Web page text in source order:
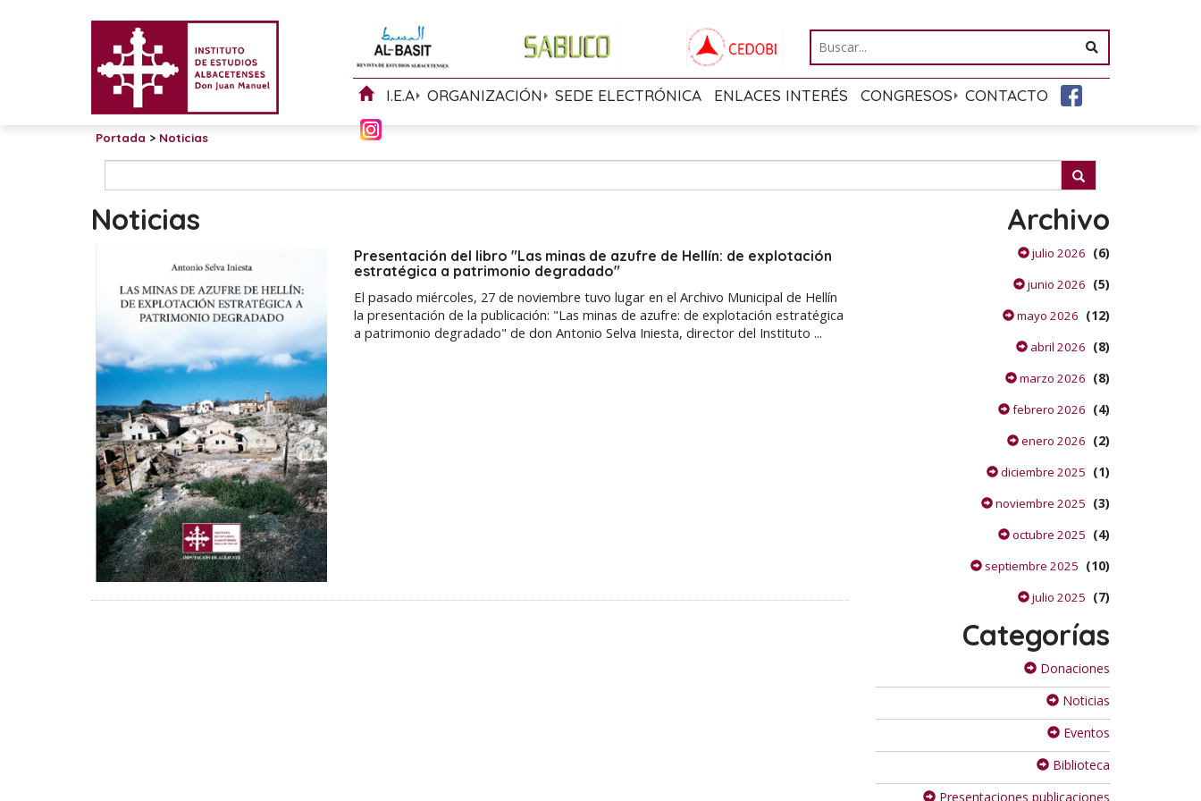
I.E.A ORGANIZACIÓN SEDE ELECTRÓNICA ENLACES INTERÉS CONGRESOS CONTACTO
Portada > Noticias
Noticias
Presentación del libro "Las minas de azufre de Hellín: de explotación
estratégica a patrimonio degradado"
El pasado miércoles, 27 de noviembre tuvo lugar en el Archivo Municipal de Hellín
la presentación de la publicación: "Las minas de azufre: de explotación estratégica
a patrimonio degradado" de don Antonio Selva Iniesta, director del Instituto ...
Archivo
julio 2026 (6)
junio 2026 (5)
mayo 2026 (12)
abril 2026 (8)
marzo 2026 (8)
febrero 2026 (4)
enero 2026 (2)
diciembre 2025 (1)
noviembre 2025 (3)
octubre 2025 (4)
septiembre 2025 (10)
julio 2025 (7)
Categorías
Donaciones
Noticias
Eventos
Biblioteca
Presentaciones publicaciones